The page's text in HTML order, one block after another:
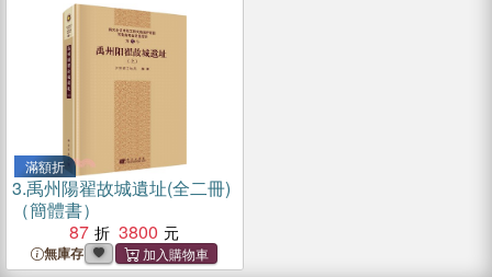
滿額折
3.禹州陽翟故城遺址(全二冊)
（簡體書）
87
3800
無庫存